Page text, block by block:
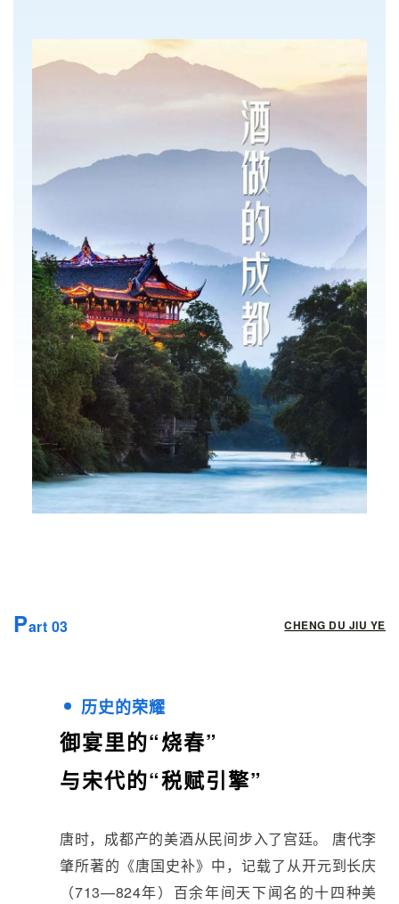
Part 03 CHENG DU JIU YE
历史的荣耀
御宴里的“烧春”
与宋代的“税赋引擎”
唐时，成都产的美酒从民间步入了宫廷。 唐代李
肇所著的《唐国史补》中，记载了从开元到长庆
（713—824年）百余年间天下闻名的十四种美